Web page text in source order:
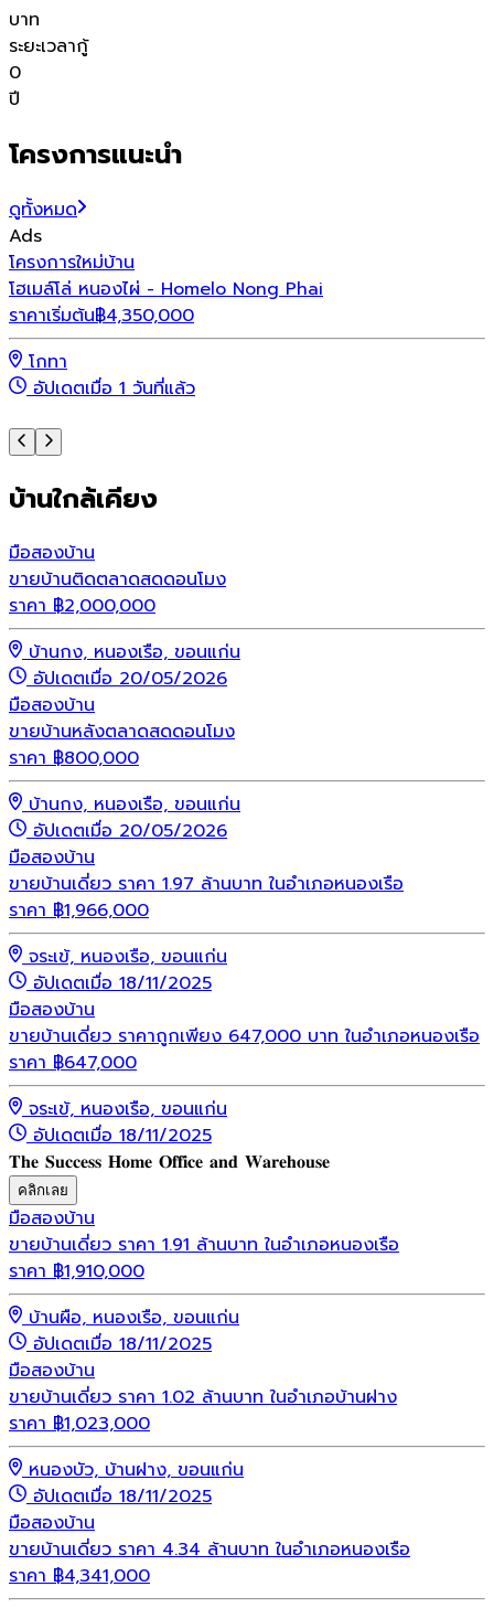
บาท
ระยะเวลากู้
0
ปี
โครงการแนะนำ
ดูทั้งหมด
Ads
โครงการใหม่บ้าน
โฮเมล์โล่ หนองไผ่ - Homelo Nong Phai
ราคาเริ่มต้น฿4,350,000
โกทา
อัปเดตเมื่อ 1 วันที่แล้ว
บ้านใกล้เคียง
มือสองบ้าน
ขายบ้านติดตลาดสดดอนโมง
ราคา ฿2,000,000
บ้านกง, หนองเรือ, ขอนแก่น
อัปเดตเมื่อ 20/05/2026
มือสองบ้าน
ขายบ้านหลังตลาดสดดอนโมง
ราคา ฿800,000
บ้านกง, หนองเรือ, ขอนแก่น
อัปเดตเมื่อ 20/05/2026
มือสองบ้าน
ขายบ้านเดี่ยว ราคา 1.97 ล้านบาท ในอำเภอหนองเรือ
ราคา ฿1,966,000
จระเข้, หนองเรือ, ขอนแก่น
อัปเดตเมื่อ 18/11/2025
มือสองบ้าน
ขายบ้านเดี่ยว ราคาถูกเพียง 647,000 บาท ในอำเภอหนองเรือ
ราคา ฿647,000
จระเข้, หนองเรือ, ขอนแก่น
อัปเดตเมื่อ 18/11/2025
𝐓𝐡𝐞 𝐒𝐮𝐜𝐜𝐞𝐬𝐬 𝐇𝐨𝐦𝐞 𝐎𝐟𝐟𝐢𝐜𝐞 𝐚𝐧𝐝 𝐖𝐚𝐫𝐞𝐡𝐨𝐮𝐬𝐞
คลิกเลย
มือสองบ้าน
ขายบ้านเดี่ยว ราคา 1.91 ล้านบาท ในอำเภอหนองเรือ
ราคา ฿1,910,000
บ้านผือ, หนองเรือ, ขอนแก่น
อัปเดตเมื่อ 18/11/2025
มือสองบ้าน
ขายบ้านเดี่ยว ราคา 1.02 ล้านบาท ในอำเภอบ้านฝาง
ราคา ฿1,023,000
หนองบัว, บ้านฝาง, ขอนแก่น
อัปเดตเมื่อ 18/11/2025
มือสองบ้าน
ขายบ้านเดี่ยว ราคา 4.34 ล้านบาท ในอำเภอหนองเรือ
ราคา ฿4,341,000